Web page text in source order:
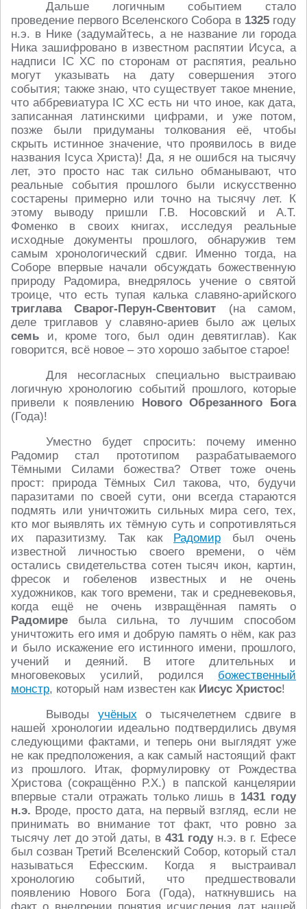
Дальше логичным событием стало
проведение первого Вселенского Собора в 1325году
н.э. в Нике (задумайтесь, а не название ли города
Ника зашифровано в известном распятии Исуса, а
надписи IC XC по сторонам от распятия, реально
могут указывать на дату совершения этого
события; также знаю, что существует такое мнение,
что аббревиатура IC XC есть ни что иное, как дата,
записанная латинскими цифрами, и уже потом,
позже были придуманы толкования её, чтобы
скрыть истинное значение, что проявилось в виде
названия Iсуса Христа)! Да, я не ошибся на тысячу
лет, это просто нас так сильно обманывают, что
реальные события прошлого были искусственно
состарены примерно или точно на тысячу лет. К
этому выводу пришли Г.В. Носовский и А.Т.
Фоменко в своих книгах, исследуя реальные
исходные документы прошлого, обнаружив тем
самым хронологический сдвиг. Именно тогда, на
Соборе впервые начали обсуждать божественную
природу Радомира, внедрялось учение о святой
троице, что есть тупая калька славяно-арийского
триглава Сварог-Перун-Свентовит (на самом,
деле триглавов у славяно-ариев было аж целых
семь и, кроме того, был один девятиглав). Как
говорится, всё новое – это хорошо забытое старое!
Для несогласных специально выстраиваю
логичную хронологию событий прошлого, которые
привели к появлению Нового Обрезанного Бога
(Года)!
Уместно будет спросить: почему именно
Радомир стал прототипом разрабатываемого
Тёмными Силами божества? Ответ тоже очень
прост: природа Тёмных Сил такова, что, будучи
паразитами по своей сути, они всегда стараются
подмять или уничтожить сильных мира сего, тех,
кто мог выявлять их тёмную суть и сопротивляться
их паразитизму. Так как Радомир был очень
известной личностью своего времени, о чём
остались свидетельства сотен тысяч икон, картин,
фресок и гобеленов известных и не очень
художников, как того времени, так и средневековья,
когда ещё не очень извращённая память о
Радомире была сильна, то лучшим способом
уничтожить его имя и добрую память о нём, как раз
и было искажение его истинного имени, прошлого,
учений и деяний. В итоге длительных и
многовековых усилий, родился божественный
монстр, который нам известен как Иисус Христос!
Выводы учёных о тысячелетнем сдвиге в
нашей хронологии идеально подтвердились двумя
следующими фактами, и теперь они выглядят уже
не как предположения, а как самый настоящий факт
из прошлого. Итак, формулировку от Рождества
Христова (сокращённо Р.Х.) в папской канцелярии
впервые стали отражать только лишь в 1431 году
н.э. Вроде, просто дата, на первый взгляд, если не
принимать во внимание тот факт, что ровно за
тысячу лет до этой даты, в 431 годун.э. в г. Ефесе
был созван Третий Вселенский Собор, который стал
называться Ефесским. Когда я выстраивал
хронологию событий, что предшествовали
появлению Нового Бога (Года), наткнувшись на